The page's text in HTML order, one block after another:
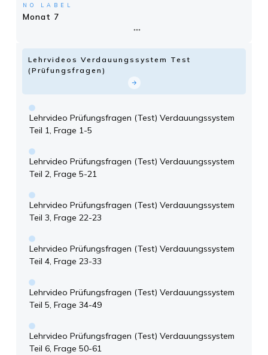
NO LABEL
Monat 7
Lehrvideos Verdauungssystem Test
(Prüfungsfragen)
Lehrvideo Prüfungsfragen (Test) Verdauungssystem
Teil 1, Frage 1-5
Lehrvideo Prüfungsfragen (Test) Verdauungssystem
Teil 2, Frage 5-21
Lehrvideo Prüfungsfragen (Test) Verdauungssystem
Teil 3, Frage 22-23
Lehrvideo Prüfungsfragen (Test) Verdauungssystem
Teil 4, Frage 23-33
Lehrvideo Prüfungsfragen (Test) Verdauungssystem
Teil 5, Frage 34-49
Lehrvideo Prüfungsfragen (Test) Verdauungssystem
Teil 6, Frage 50-61